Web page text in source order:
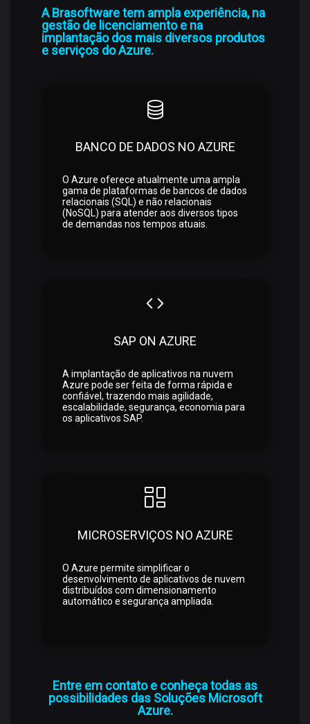
A Brasoftware tem ampla experiência, na
gestão de licenciamento e na
implantação dos mais diversos produtos
e serviços do Azure.
BANCO DE DADOS NO AZURE
O Azure oferece atualmente uma ampla
gama de plataformas de bancos de dados
relacionais (SQL) e não relacionais
(NoSQL) para atender aos diversos tipos
de demandas nos tempos atuais.
SAP ON AZURE
A implantação de aplicativos na nuvem
Azure pode ser feita de forma rápida e
confiável, trazendo mais agilidade,
escalabilidade, segurança, economia para
os aplicativos SAP.
MICROSERVIÇOS NO AZURE
O Azure permite simplificar o
desenvolvimento de aplicativos de nuvem
distribuídos com dimensionamento
automático e segurança ampliada.
Entre em contato e conheça todas as
possibilidades das Soluções Microsoft
Azure.